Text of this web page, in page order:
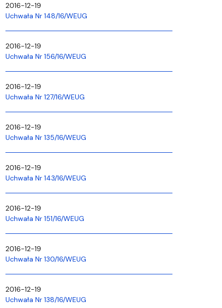
2016-12-19
Uchwała Nr 148/16/WEUG
2016-12-19
Uchwała Nr 156/16/WEUG
2016-12-19
Uchwała Nr 127/16/WEUG
2016-12-19
Uchwała Nr 135/16/WEUG
2016-12-19
Uchwała Nr 143/16/WEUG
2016-12-19
Uchwała Nr 151/16/WEUG
2016-12-19
Uchwała Nr 130/16/WEUG
2016-12-19
Uchwała Nr 138/16/WEUG